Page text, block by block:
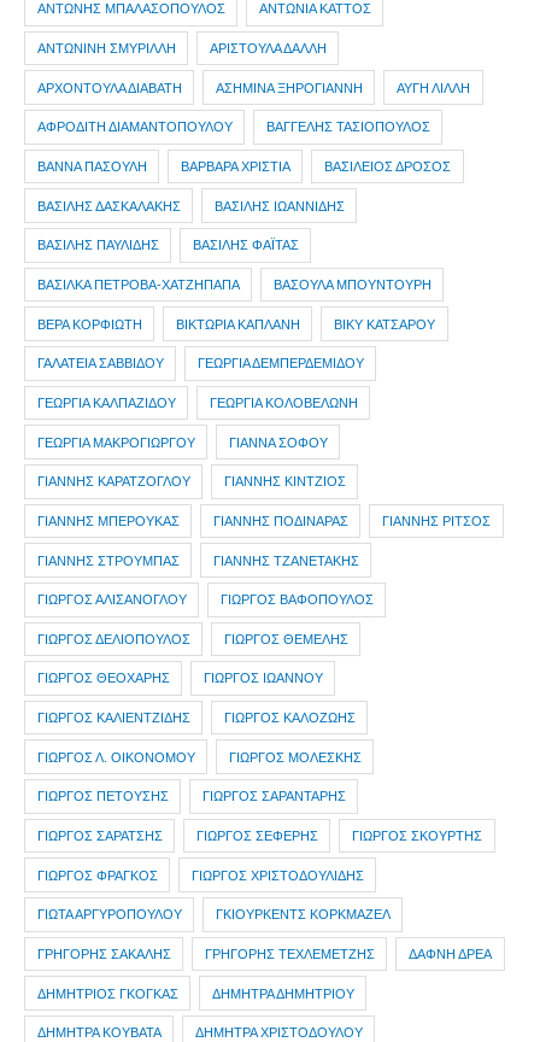
ΑΝΤΩΝΗΣ ΜΠΑΛΑΣΟΠΟΥΛΟΣ ΑΝΤΩΝΙΑ ΚΑΤΤΟΣ
ΑΝΤΩΝΙΝΗ ΣΜΥΡΙΛΛΗ ΑΡΙΣΤΟΥΛΑ ΔΑΛΛΗ
ΑΡΧΟΝΤΟΥΛΑ ΔΙΑΒΑΤΗ ΑΣΗΜΙΝΑ ΞΗΡΟΓΙΑΝΝΗ ΑΥΓΗ ΛΙΛΛΗ
ΑΦΡΟΔΙΤΗ ΔΙΑΜΑΝΤΟΠΟΥΛΟΥ ΒΑΓΓΕΛΗΣ ΤΑΣΙΟΠΟΥΛΟΣ
ΒΑΝΝΑ ΠΑΣΟΥΛΗ ΒΑΡΒΑΡΑ ΧΡΙΣΤΙΑ ΒΑΣΙΛΕΙΟΣ ΔΡΟΣΟΣ
ΒΑΣΙΛΗΣ ΔΑΣΚΑΛΑΚΗΣ ΒΑΣΙΛΗΣ ΙΩΑΝΝΙΔΗΣ
ΒΑΣΙΛΗΣ ΠΑΥΛΙΔΗΣ ΒΑΣΙΛΗΣ ΦΑΪΤΑΣ
ΒΑΣΙΛΚΑ ΠΕΤΡΟΒΑ-ΧΑΤΖΗΠΑΠΑ ΒΑΣΟΥΛΑ ΜΠΟΥΝΤΟΥΡΗ
ΒΕΡΑ ΚΟΡΦΙΩΤΗ ΒΙΚΤΩΡΙΑ ΚΑΠΛΑΝΗ ΒΙΚΥ ΚΑΤΣΑΡΟΥ
ΓΑΛΑΤΕΙΑ ΣΑΒΒΙΔΟΥ ΓΕΩΡΓΙΑ ΔΕΜΠΕΡΔΕΜΙΔΟΥ
ΓΕΩΡΓΙΑ ΚΑΛΠΑΖΙΔΟΥ ΓΕΩΡΓΙΑ ΚΟΛΟΒΕΛΩΝΗ
ΓΕΩΡΓΙΑ ΜΑΚΡΟΓΙΩΡΓΟΥ ΓΙΑΝΝΑ ΣΟΦΟΥ
ΓΙΑΝΝΗΣ ΚΑΡΑΤΖΟΓΛΟΥ ΓΙΑΝΝΗΣ ΚΙΝΤΖΙΟΣ
ΓΙΑΝΝΗΣ ΜΠΕΡΟΥΚΑΣ ΓΙΑΝΝΗΣ ΠΟΔΙΝΑΡΑΣ ΓΙΑΝΝΗΣ ΡΙΤΣΟΣ
ΓΙΑΝΝΗΣ ΣΤΡΟΥΜΠΑΣ ΓΙΑΝΝΗΣ ΤΖΑΝΕΤΑΚΗΣ
ΓΙΩΡΓΟΣ ΑΛΙΣΑΝΟΓΛΟΥ ΓΙΩΡΓΟΣ ΒΑΦΟΠΟΥΛΟΣ
ΓΙΩΡΓΟΣ ΔΕΛΙΟΠΟΥΛΟΣ ΓΙΩΡΓΟΣ ΘΕΜΕΛΗΣ
ΓΙΩΡΓΟΣ ΘΕΟΧΑΡΗΣ ΓΙΩΡΓΟΣ ΙΩΑΝΝΟΥ
ΓΙΩΡΓΟΣ ΚΑΛΙΕΝΤΖΙΔΗΣ ΓΙΩΡΓΟΣ ΚΑΛΟΖΩΗΣ
ΓΙΩΡΓΟΣ Λ. ΟΙΚΟΝΟΜΟΥ ΓΙΩΡΓΟΣ ΜΟΛΕΣΚΗΣ
ΓΙΩΡΓΟΣ ΠΕΤΟΥΣΗΣ ΓΙΩΡΓΟΣ ΣΑΡΑΝΤΑΡΗΣ
ΓΙΩΡΓΟΣ ΣΑΡΑΤΣΗΣ ΓΙΩΡΓΟΣ ΣΕΦΕΡΗΣ ΓΙΩΡΓΟΣ ΣΚΟΥΡΤΗΣ
ΓΙΩΡΓΟΣ ΦΡΑΓΚΟΣ ΓΙΩΡΓΟΣ ΧΡΙΣΤΟΔΟΥΛΙΔΗΣ
ΓΙΩΤΑ ΑΡΓΥΡΟΠΟΥΛΟΥ ΓΚΙΟΥΡΚΕΝΤΣ ΚΟΡΚΜΑΖΕΛ
ΓΡΗΓΟΡΗΣ ΣΑΚΑΛΗΣ ΓΡΗΓΟΡΗΣ ΤΕΧΛΕΜΕΤΖΗΣ ΔΑΦΝΗ ΔΡΕΑ
ΔΗΜΗΤΡIOΣ ΓΚΟΓΚΑΣ ΔΗΜΗΤΡΑ ΔΗΜΗΤΡΙΟΥ
ΔΗΜΗΤΡΑ ΚΟΥΒΑΤΑ ΔΗΜΗΤΡΑ ΧΡΙΣΤΟΔΟΥΛΟΥ